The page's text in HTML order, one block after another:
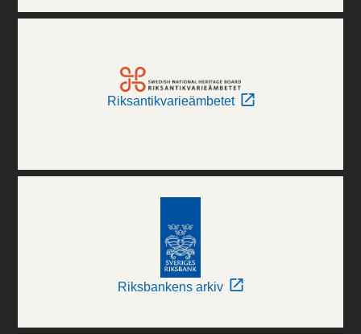
Riksantikvarieämbetet
Riksbankens arkiv